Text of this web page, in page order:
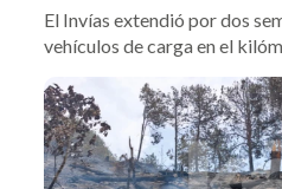
El Invías extendió por dos
vehículos de carga en el
Pescadero. El director
explicó que avanzan obras
soluciones definitivas para